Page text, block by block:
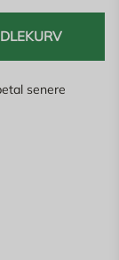
senere